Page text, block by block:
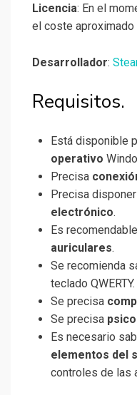
Licencia: En el
el coste aproximado
Desarrollador:
Requisitos.
Está disponible
operativo
Precisa
Precisa
electrónico.
Es
auriculares.
Se recomienda
teclado QWERTY.
Se precisa
Se precisa
Es necesario
elementos del
controles de las